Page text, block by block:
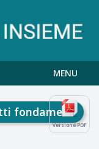
MENU
Versione PDF
Costituzione e Carte dei diritti fondamentali